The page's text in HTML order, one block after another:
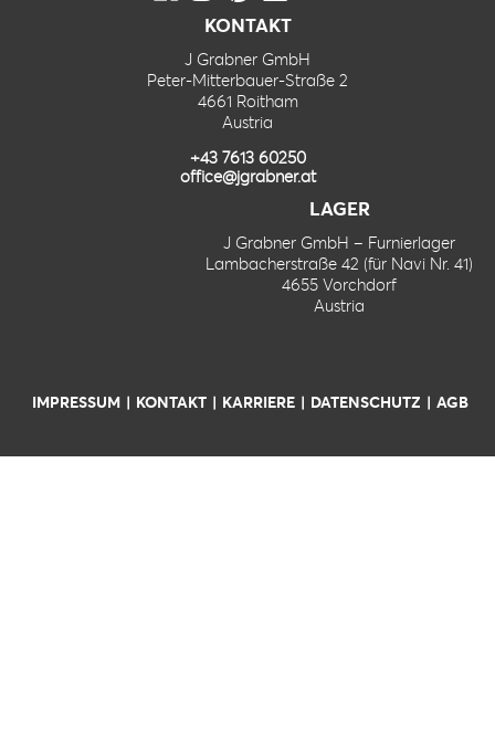
KONTAKT
J Grabner GmbH
Peter-Mitterbauer-Straße 2
4661 Roitham
Austria
+43 7613 60250
office@jgrabner.at
LAGER
J Grabner GmbH – Furnierlager
Lambacherstraße 42 (für Navi Nr. 41)
4655 Vorchdorf
Austria
IMPRESSUM KONTAKT KARRIERE DATENSCHUTZ AGB